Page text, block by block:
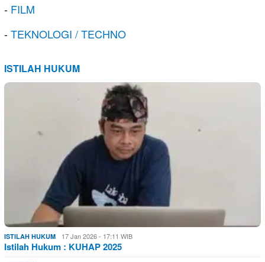
- FILM
-TEKNOLOGI / TECHNO
ISTILAH HUKUM
ISTILAH HUKUM 17 Jan 2026 - 17:11 WIB
Istilah Hukum : KUHAP 2025